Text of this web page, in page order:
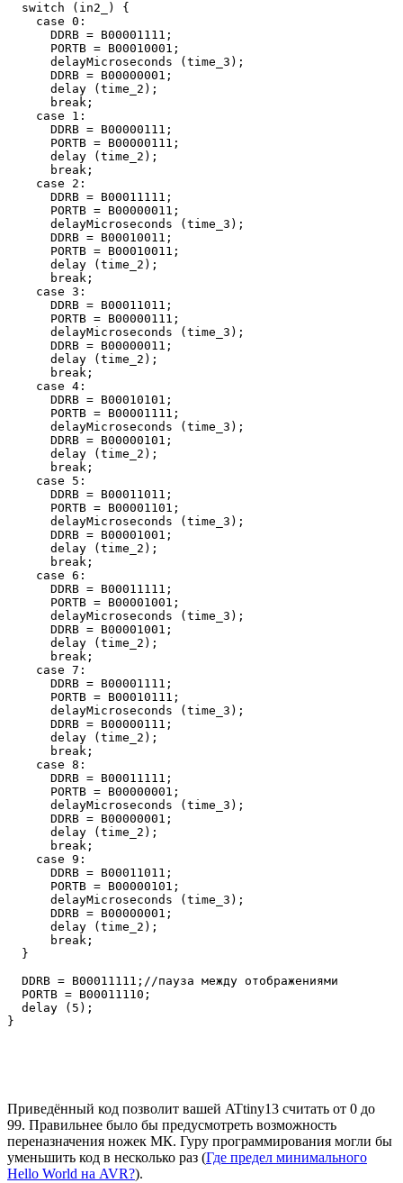
  switch (in2_) {
    case 0:
      DDRB = B00001111;
      PORTB = B00010001;
      delayMicroseconds (time_3);
      DDRB = B00000001;
      delay (time_2);
      break;
    case 1:
      DDRB = B00000111;
      PORTB = B00000111;
      delay (time_2);
      break;
    case 2:
      DDRB = B00011111;
      PORTB = B00000011;
      delayMicroseconds (time_3);
      DDRB = B00010011;
      PORTB = B00010011;
      delay (time_2);
      break;
    case 3:
      DDRB = B00011011;
      PORTB = B00000111;
      delayMicroseconds (time_3);
      DDRB = B00000011;
      delay (time_2);
      break;
    case 4:
      DDRB = B00010101;
      PORTB = B00001111;
      delayMicroseconds (time_3);
      DDRB = B00000101;
      delay (time_2);
      break;
    case 5:
      DDRB = B00011011;
      PORTB = B00001101;
      delayMicroseconds (time_3);
      DDRB = B00001001;
      delay (time_2);
      break;
    case 6:
      DDRB = B00011111;
      PORTB = B00001001;
      delayMicroseconds (time_3);
      DDRB = B00001001;
      delay (time_2);
      break;
    case 7:
      DDRB = B00001111;
      PORTB = B00010111;
      delayMicroseconds (time_3);
      DDRB = B00000111;
      delay (time_2);
      break;
    case 8:
      DDRB = B00011111;
      PORTB = B00000001;
      delayMicroseconds (time_3);
      DDRB = B00000001;
      delay (time_2);
      break;
    case 9:
      DDRB = B00011011;
      PORTB = B00000101;
      delayMicroseconds (time_3);
      DDRB = B00000001;
      delay (time_2);
      break;
  }
  DDRB = B00011111;//пауза между отображениями
  PORTB = B00011110;
  delay (5);
}
Приведённый код позволит вашей ATtiny13 считать от 0 до
99. Правильнее было бы предусмотреть возможность
переназначения ножек МК. Гуру программирования могли бы
уменьшить код в несколько раз (Где предел минимального
Hello World на AVR?).